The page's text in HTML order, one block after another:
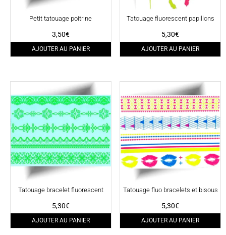
Petit tatouage poitrine
3,50€
AJOUTER AU PANIER
Tatouage fluorescent papillons
5,30€
AJOUTER AU PANIER
Tatouage bracelet fluorescent
5,30€
AJOUTER AU PANIER
Tatouage fluo bracelets et bisous
5,30€
AJOUTER AU PANIER